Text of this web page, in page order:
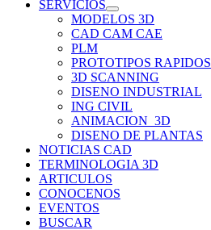
SERVICIOS
MODELOS 3D
CAD CAM CAE
PLM
PROTOTIPOS RAPIDOS
3D SCANNING
DISENO INDUSTRIAL
ING CIVIL
ANIMACION_3D
DISENO DE PLANTAS
NOTICIAS CAD
TERMINOLOGIA 3D
ARTICULOS
CONOCENOS
EVENTOS
BUSCAR